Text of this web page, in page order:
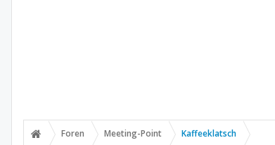
Foren Meeting-Point Kaffeeklatsch